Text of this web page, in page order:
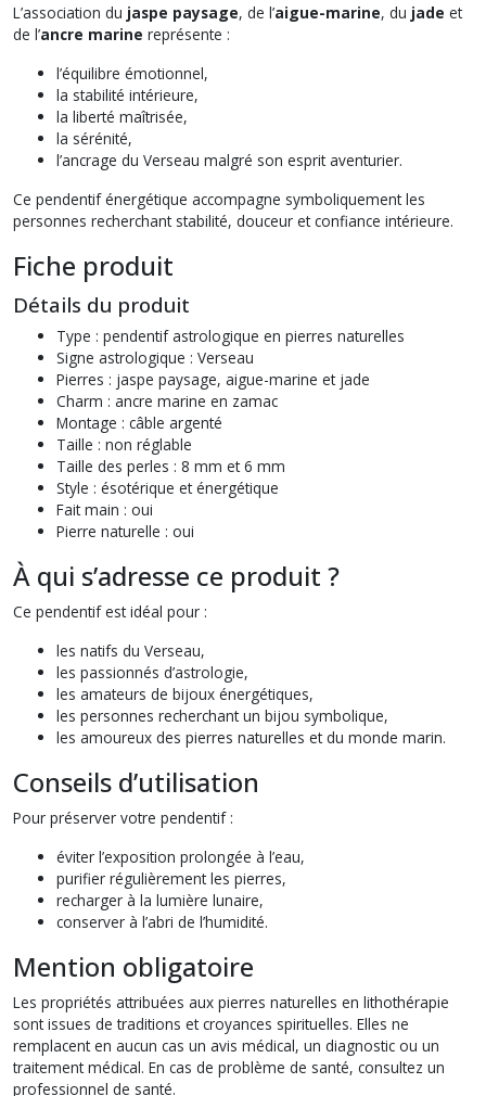
L’association du jaspe paysage, de l’aigue-marine, du jade et
de l’ancre marine représente :
l’équilibre émotionnel,
la stabilité intérieure,
la liberté maîtrisée,
la sérénité,
l’ancrage du Verseau malgré son esprit aventurier.
Ce pendentif énergétique accompagne symboliquement les
personnes recherchant stabilité, douceur et confiance intérieure.
Fiche produit
Détails du produit
Type : pendentif astrologique en pierres naturelles
Signe astrologique : Verseau
Pierres : jaspe paysage, aigue-marine et jade
Charm : ancre marine en zamac
Montage : câble argenté
Taille : non réglable
Taille des perles : 8 mm et 6 mm
Style : ésotérique et énergétique
Fait main : oui
Pierre naturelle : oui
À qui s’adresse ce produit ?
Ce pendentif est idéal pour :
les natifs du Verseau,
les passionnés d’astrologie,
les amateurs de bijoux énergétiques,
les personnes recherchant un bijou symbolique,
les amoureux des pierres naturelles et du monde marin.
Conseils d’utilisation
Pour préserver votre pendentif :
éviter l’exposition prolongée à l’eau,
purifier régulièrement les pierres,
recharger à la lumière lunaire,
conserver à l’abri de l’humidité.
Mention obligatoire
Les propriétés attribuées aux pierres naturelles en lithothérapie
sont issues de traditions et croyances spirituelles. Elles ne
remplacent en aucun cas un avis médical, un diagnostic ou un
traitement médical. En cas de problème de santé, consultez un
professionnel de santé.